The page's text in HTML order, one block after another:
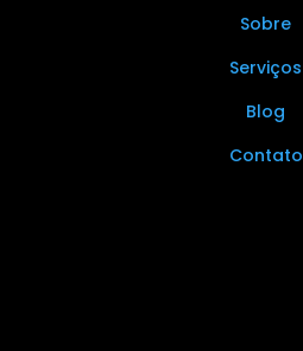
Sobre
Serviços
Blog
Contato